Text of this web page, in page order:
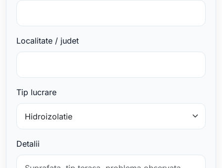
Localitate / judet
Tip lucrare
Detalii